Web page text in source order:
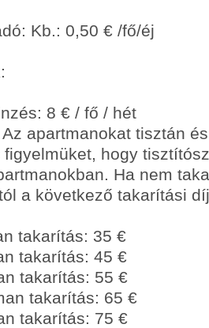
Kb.: 0,50 € /fő/éj
8 € / fő / hét
apartmanokat tisztán
hogy
Ha nem
a következő takarítási
takarítás: 35 €
takarítás: 45 €
takarítás: 55 €
takarítás: 65 €
takarítás: 75 €